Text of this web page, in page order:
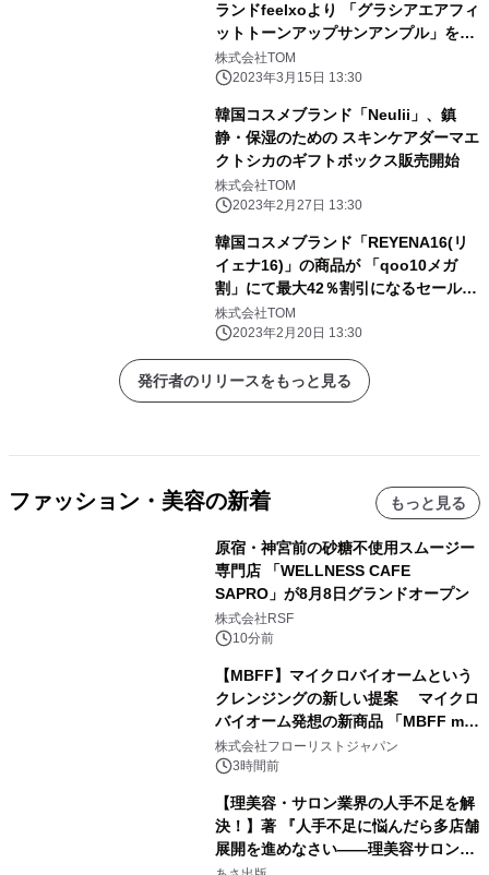
ランドfeelxoより 「グラシアエアフィ
ットトーンアップサンアンプル」を
2023年3月15日販売開始
株式会社TOM
2023年3月15日 13:30
韓国コスメブランド「Neulii」、鎮
静・保湿のための スキンケアダーマエ
クトシカのギフトボックス販売開始
株式会社TOM
2023年2月27日 13:30
韓国コスメブランド「REYENA16(リ
イェナ16)」の商品が 「qoo10メガ
割」にて最大42％割引になるセール販
売を開催
株式会社TOM
2023年2月20日 13:30
発行者のリリースをもっと見る
ファッション・美容の新着 もっと見る
原宿・神宮前の砂糖不使用スムージー
専門店 「WELLNESS CAFE
SAPRO」が8月8日グランドオープン
株式会社RSF
10分前
【MBFF】マイクロバイオームという
クレンジングの新しい提案 マイクロ
バイオーム発想の新商品 「MBFF mb
クレンジングPRO」を2026年8月6日
発売
株式会社フローリストジャパン
3時間前
【理美容・サロン業界の人手不足を解
決！】著 『人手不足に悩んだら多店舗
展開を進めなさい――理美容サロン